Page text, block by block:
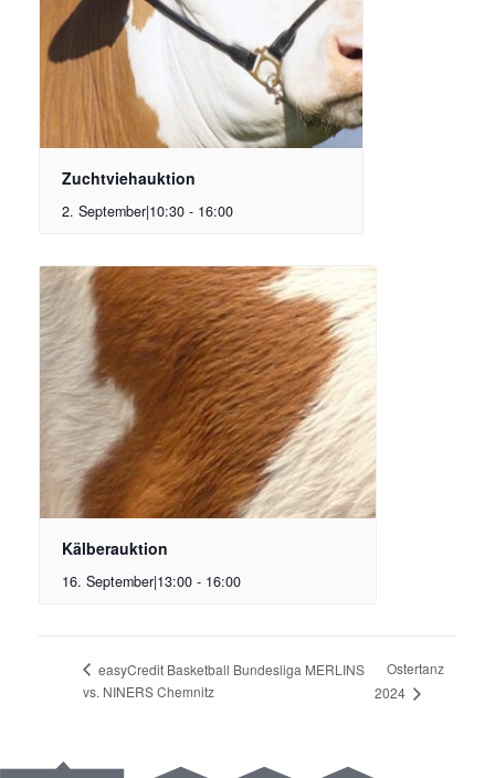
Zuchtviehauktion
2. September|10:30 - 16:00
Kälberauktion
16. September|13:00 - 16:00
easyCredit Basketball Bundesliga MERLINS
vs. NINERS Chemnitz
Ostertanz
2024